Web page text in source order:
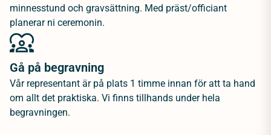
minnesstund och gravsättning. Med präst/officiant
planerar ni ceremonin.
Gå på begravning
Vår representant är på plats 1 timme innan för att ta hand
om allt det praktiska. Vi finns tillhands under hela
begravningen.